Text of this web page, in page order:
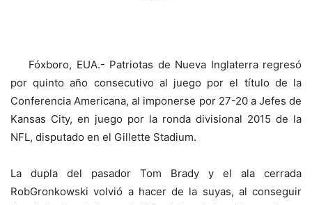
Fóxboro, EUA.- Patriotas de Nueva Inglaterra regresó
por quinto año consecutivo al juego por el título de la
Conferencia Americana, al imponerse por 27-20 a Jefes de
Kansas City, en juego por la ronda divisional 2015 de la
NFL, disputado en el Gillette Stadium.
La dupla del pasador Tom Brady y el ala cerrada
RobGronkowski volvió a hacer de la suyas, al conseguir